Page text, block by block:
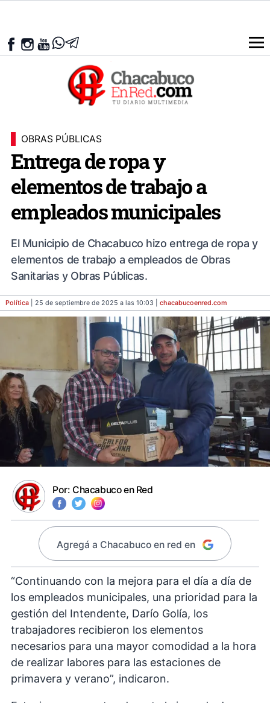
OBRAS PÚBLICAS
Entrega de ropa y
elementos de trabajo a
empleados municipales
El Municipio de Chacabuco hizo entrega de ropa y
elementos de trabajo a empleados de Obras
Sanitarias y Obras Públicas.
Política | 25 de septiembre de 2025 a las 10:03 | chacabucoenred.com
Por: Chacabuco en Red
Agregá a Chacabuco en red en
“Continuando con la mejora para el día a día de
los empleados municipales, una prioridad para la
gestión del Intendente, Darío Golía, los
trabajadores recibieron los elementos
necesarios para una mayor comodidad a la hora
de realizar labores para las estaciones de
primavera y verano”, indicaron.